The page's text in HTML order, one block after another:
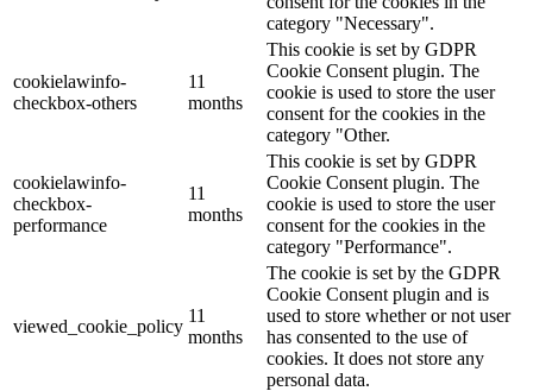
category "Necessary".
cookielawinfo-
checkbox-others
11
months
This cookie is set by GDPR
Cookie Consent plugin. The
cookie is used to store the user
consent for the cookies in the
category "Other.
cookielawinfo-
checkbox-
performance
11
months
This cookie is set by GDPR
Cookie Consent plugin. The
cookie is used to store the user
consent for the cookies in the
category "Performance".
viewed_cookie_policy
11
months
The cookie is set by the GDPR
Cookie Consent plugin and is
used to store whether or not user
has consented to the use of
cookies. It does not store any
personal data.